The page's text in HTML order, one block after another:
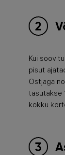
Kui
pisut
Ostjaga
tasutakse
kokku